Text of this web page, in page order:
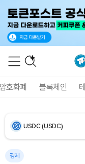
호화폐 블록체인
Bitcoin (BTC)
USDC (USDC)
경제